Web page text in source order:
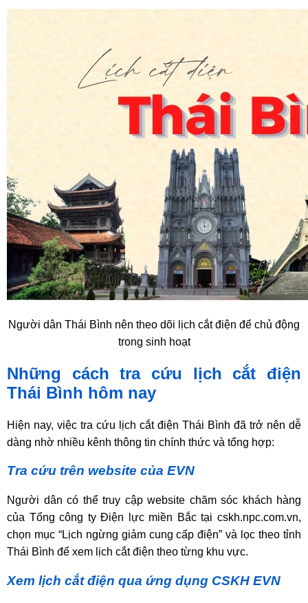
Người dân Thái Bình nên theo dõi lịch cắt điện để chủ động
trong sinh hoạt
Những cách tra cứu lịch cắt điện
Thái Bình hôm nay
Hiện nay, việc tra cứu lịch cắt điện Thái Bình đã trở nên dễ
dàng nhờ nhiều kênh thông tin chính thức và tổng hợp:
Tra cứu trên website của EVN
Người dân có thể truy cập website chăm sóc khách hàng
của Tổng công ty Điện lực miền Bắc tại cskh.npc.com.vn,
chọn mục “Lịch ngừng giảm cung cấp điện” và lọc theo tỉnh
Thái Bình để xem lịch cắt điện theo từng khu vực.
Xem lịch cắt điện qua ứng dụng CSKH EVN